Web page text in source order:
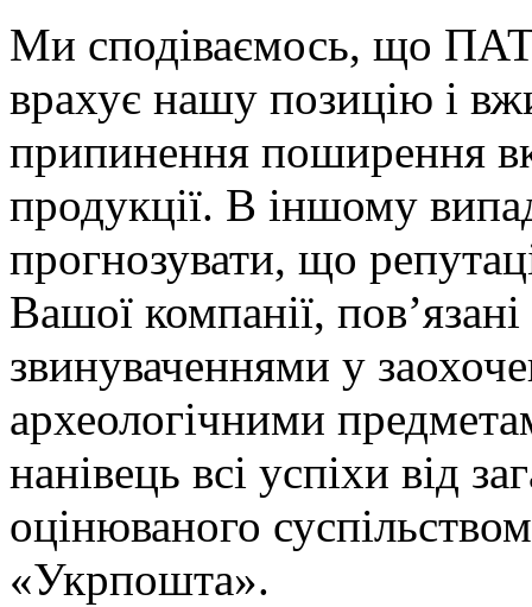
Ми сподіваємось, що
врахує нашу позицію і
припинення поширення
продукції. В іншому
прогнозувати, що
Вашої компанії,
звинуваченнями у
археологічними
нанівець всі успіхи від
оцінюваного
«Укрпошта».